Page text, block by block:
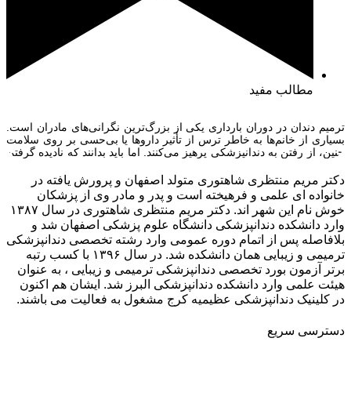
مطالب مفید
ترمیم دندان در دوران بارداری یکی از بزرگ‌ترین نگرانی‌های مادران است.
بسیاری از خانم‌ها به خاطر ترس از تأثیر داروها یا بی‌حسی بر روی سلامت
جنین، از رفتن به دندانپزشکی پرهیز می‌کنند. اما باید بدانند که نادیده گرفتن
همراه داشته باشد. حفظ سلامت […]
دکتر مریم منتظری شاهتوری متولد اصفهان و پرورش یافته در
خانواده ای علمی و فرهیخته است و پدر و مادر وی از پزشکان
خوش نام این شهر اند. دکتر مریم منتظری شاهتوری در سال ۱۳۸۷
وارد دانشکده دندانپزشکی دانشگاه علوم پزشکی اصفهان شد و
بلافاصله پس از اتمام دوره عمومی وارد رشته تخصصی دندانپزشکی
ترمیمی و زیبایی همان دانشکده شد. در سال ۱۳۹۶ با کسب رتبه
برتر آزمون بورد تخصصی دندانپزشکی ترمیمی و زیبایی ، به عنوان
هیئت علمی وارد دانشکده دندانپزشکی البرز شد. ایشان هم اکنون
در کلینیک دندانپزشکی عظیمیه کرج مشغول به فعالیت می باشند.
دسترسی سریع